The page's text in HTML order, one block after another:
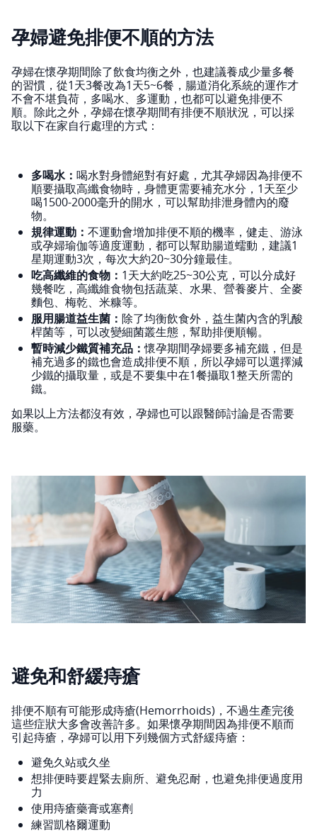
孕婦避免排便不順的方法
孕婦在懷孕期間除了飲食均衡之外，也建議養成少量多餐
的習慣，從1天3餐改為1天5~6餐，腸道消化系統的運作才
不會不堪負荷，多喝水、多運動，也都可以避免排便不
順。除此之外，孕婦在懷孕期間有排便不順狀況，可以採
取以下在家自行處理的方式：
多喝水： 喝水對身體絕對有好處，尤其孕婦因為排便不
順要攝取高纖食物時，身體更需要補充水分，1天至少
喝1500-2000毫升的開水，可以幫助排泄身體內的廢
物。
規律運動： 不運動會增加排便不順的機率，健走、游泳
或孕婦瑜伽等適度運動，都可以幫助腸道蠕動，建議1
星期運動3次，每次大約20~30分鐘最佳。
吃高纖維的食物： 1天大約吃25~30公克，可以分成好
幾餐吃，高纖維食物包括蔬菜、水果、營養麥片、全麥
麵包、梅乾、米糠等。
服用腸道益生菌： 除了均衡飲食外，益生菌內含的乳酸
桿菌等，可以改變細菌叢生態，幫助排便順暢。
暫時減少鐵質補充品：懷孕期間孕婦要多補充鐵，但是
補充過多的鐵也會造成排便不順，所以孕婦可以選擇減
少鐵的攝取量，或是不要集中在1餐攝取1整天所需的
鐵。
如果以上方法都沒有效，孕婦也可以跟醫師討論是否需要
服藥。
避免和舒緩痔瘡
排便不順有可能形成痔瘡(Hemorrhoids)，不過生產完後
這些症狀大多會改善許多。如果懷孕期間因為排便不順而
引起痔瘡，孕婦可以用下列幾個方式舒緩痔瘡：
避免久站或久坐
想排便時要趕緊去廁所、避免忍耐，也避免排便過度用
力
使用痔瘡藥膏或塞劑
練習凱格爾運動